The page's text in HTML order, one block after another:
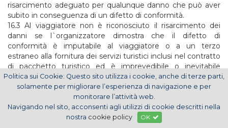
risarcimento adeguato per qualunque danno che può aver
subito in conseguenza di un difetto di conformità.
16.3 Al viaggiatore non è riconosciuto il risarcimento dei
danni se l`organizzatore dimostra che il difetto di
conformità è imputabile al viaggiatore o a un terzo
estraneo alla fornitura dei servizi turistici inclusi nel contratto
di pacchetto turistico ed è imprevedibile o inevitabile
oppure è dovuto a circostanze inevitabili e straordinarie.
16.4. All`organizzatore si applicano le limitazioni previste
dalle convenzioni internazionali in vigore che vincolano
l`Italia o l`UE, relative alla misura del risarcimento o alle
condizioni a cui è dovuto da parte di un fornitore che presta
Politica sui Cookie: Questo sito utilizza i cookie, anche di terze parti,
solamente per migliorare l’esperienza di navigazione e per
monitorare l’attività web.
Navigando nel sito, acconsenti agli utilizzi di cookie descritti nella
nostra cookie policy OK